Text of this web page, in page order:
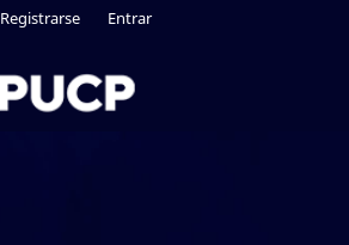
Registrarse Entrar